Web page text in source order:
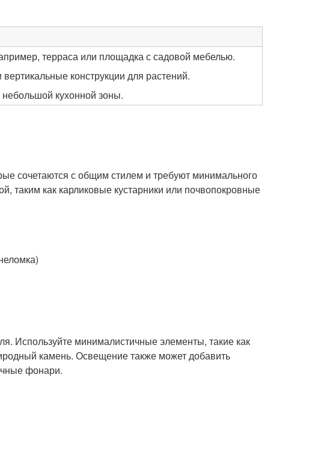
терраса или площадка с садовой мебелью.
вертикальные конструкции для растений.
кухонной зоны.
сочетаются с общим стилем и требуют минимального
таким как карликовые кустарники или почвопокровные
Используйте минималистичные элементы, такие как
камень. Освещение также может добавить
фонари.